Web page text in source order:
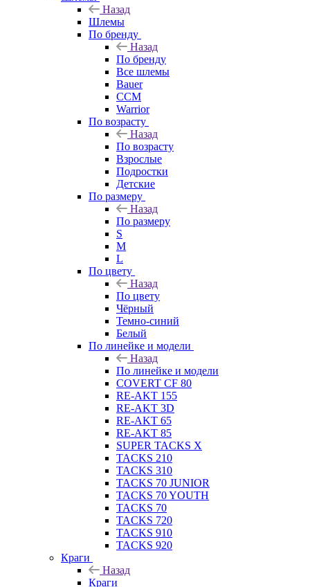
Назад
Шлемы
По бренду
Назад
По бренду
Все шлемы
Bauer
CCM
Warrior
По возрасту
Назад
По возрасту
Взрослые
Подростки
Детские
По размеру
Назад
По размеру
S
M
L
По цвету
Назад
По цвету
Чёрный
Темно-синий
Белый
По линейке и модели
Назад
По линейке и модели
COVERT CF 80
RE-AKT 155
RE-AKT 3D
RE-AKT 65
RE-AKT 85
SUPER TACKS X
TACKS 210
TACKS 310
TACKS 70 JUNIOR
TACKS 70 YOUTH
TACKS 70
TACKS 720
TACKS 910
TACKS 920
Краги
Назад
Краги